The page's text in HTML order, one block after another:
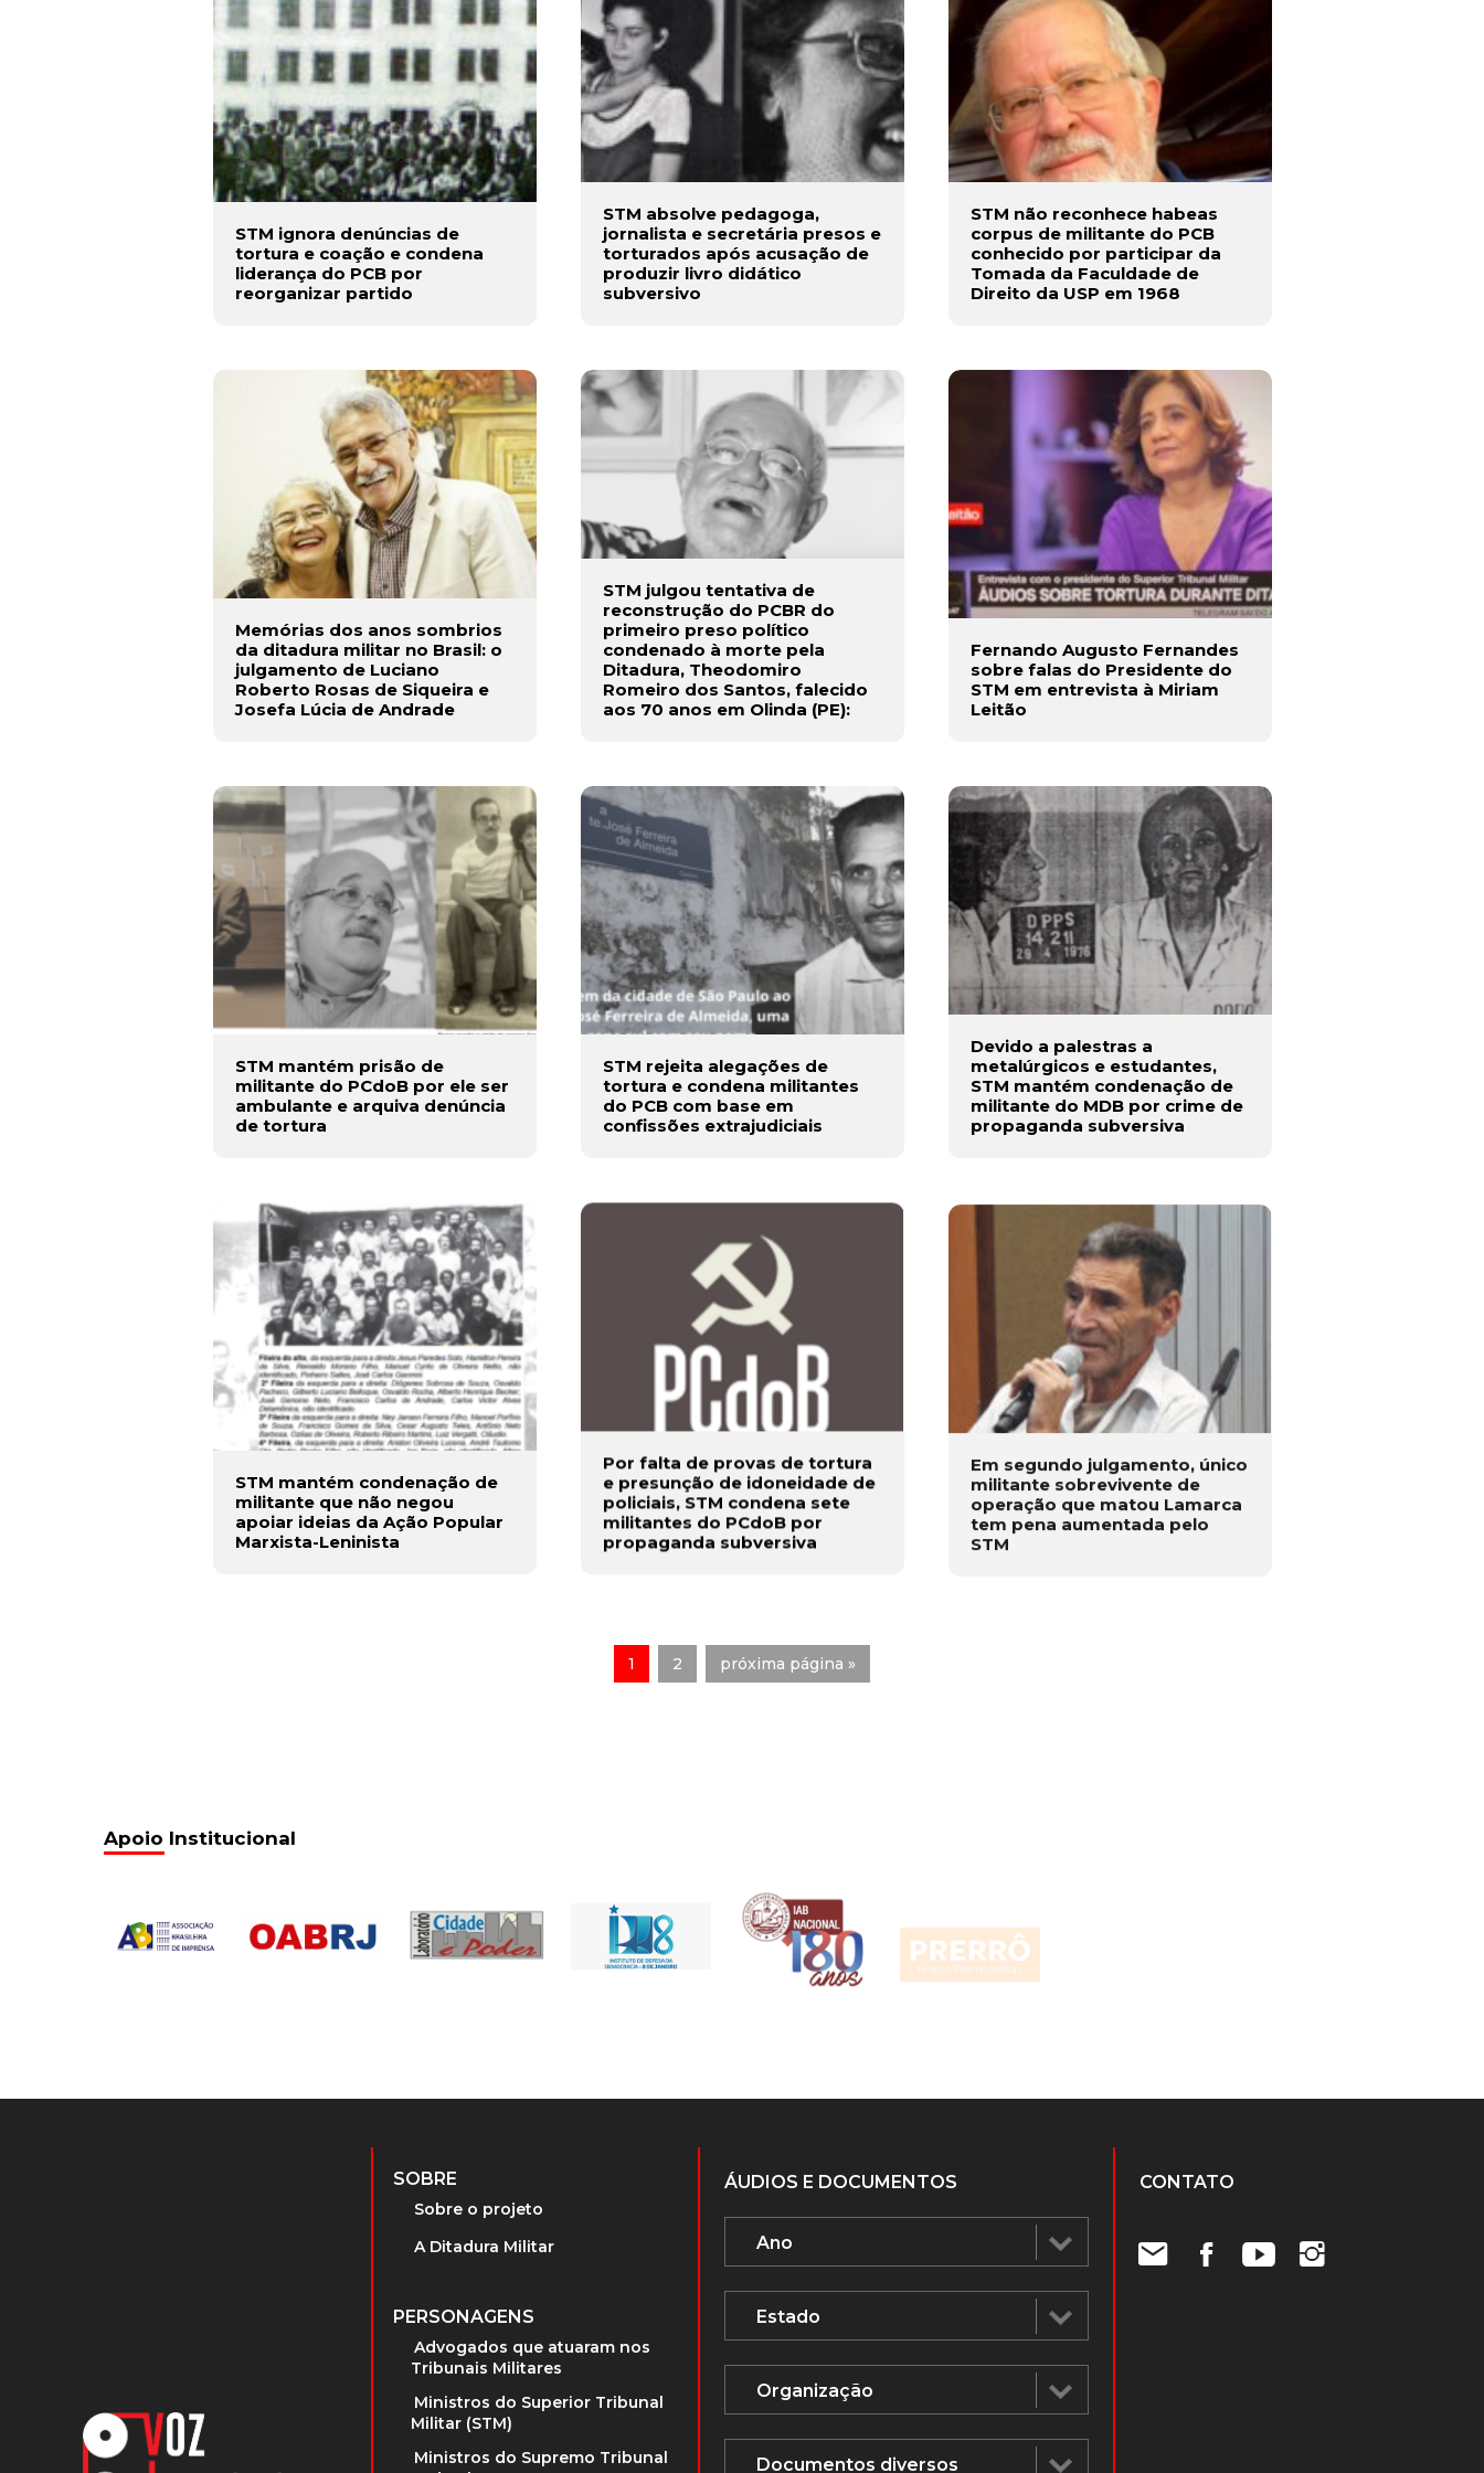
STM ignora denúncias de
tortura e coação e condena
liderança do PCB por
reorganizar partido
STM absolve pedagoga,
jornalista e secretária presos e
torturados após acusação de
produzir livro didático
subversivo
STM não reconhece habeas
corpus de militante do PCB
conhecido por participar da
Tomada da Faculdade de
Direito da USP em 1968
Memórias dos anos sombrios
da ditadura militar no Brasil: o
julgamento de Luciano
Roberto Rosas de Siqueira e
Josefa Lúcia de Andrade
STM julgou tentativa de
reconstrução do PCBR do
primeiro preso político
condenado à morte pela
Ditadura, Theodomiro
Romeiro dos Santos, falecido
aos 70 anos em Olinda (PE):
Fernando Augusto Fernandes
sobre falas do Presidente do
STM em entrevista à Miriam
Leitão
STM mantém prisão de
militante do PCdoB por ele ser
ambulante e arquiva denúncia
de tortura
STM rejeita alegações de
tortura e condena militantes
do PCB com base em
confissões extrajudiciais
Devido a palestras a
metalúrgicos e estudantes,
STM mantém condenação de
militante do MDB por crime de
propaganda subversiva
STM mantém condenação de
militante que não negou
apoiar ideias da Ação Popular
Marxista-Leninista
Por falta de provas de tortura
e presunção de idoneidade de
policiais, STM condena sete
militantes do PCdoB por
propaganda subversiva
Em segundo julgamento, único
militante sobrevivente de
operação que matou Lamarca
tem pena aumentada pelo
STM
1 2 próxima página »
Apoio Institucional
SOBRE
Sobre o projeto
A Ditadura Militar
PERSONAGENS
Advogados que atuaram nos
Tribunais Militares
Ministros do Superior Tribunal
Militar (STM)
Ministros do Supremo Tribunal
ÁUDIOS E DOCUMENTOS CONTATO
CADASTRAR
Desenvolvido por SendPulse